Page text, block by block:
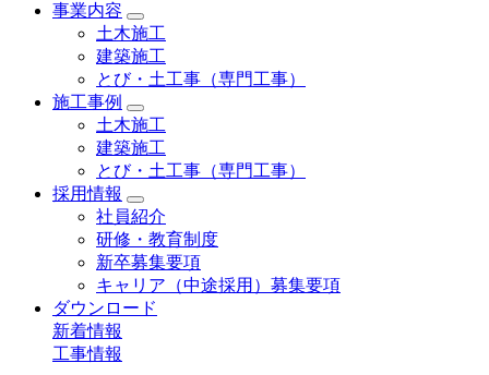
事業内容
土木施工
建築施工
とび・土工事（専門工事）
施工事例
土木施工
建築施工
とび・土工事（専門工事）
採用情報
社員紹介
研修・教育制度
新卒募集要項
キャリア（中途採用）募集要項
ダウンロード
新着情報
工事情報